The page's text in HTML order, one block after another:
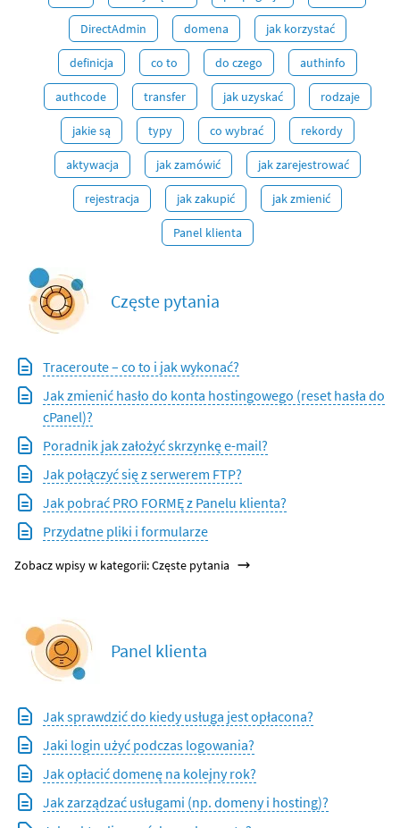
DirectAdmin domena jak korzystać
definicja co to do czego authinfo
authcode transfer jak uzyskać rodzaje
jakie są typy co wybrać rekordy
aktywacja jak zamówić jak zarejestrować
rejestracja jak zakupić jak zmienić
Panel klienta
Częste pytania
Traceroute – co to i jak wykonać?
Jak zmienić hasło do konta hostingowego (reset hasła do
cPanel)?
Poradnik jak założyć skrzynkę e-mail?
Jak połączyć się z serwerem FTP?
Jak pobrać PRO FORMĘ z Panelu klienta?
Przydatne pliki i formularze
Zobacz wpisy w kategorii: Częste pytania
Panel klienta
Jak sprawdzić do kiedy usługa jest opłacona?
Jaki login użyć podczas logowania?
Jak opłacić domenę na kolejny rok?
Jak zarządzać usługami (np. domeny i hosting)?